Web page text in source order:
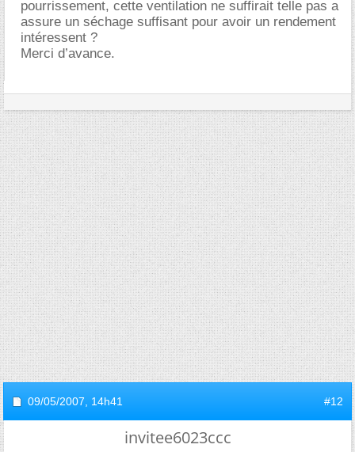
pourrissement, cette ventilation ne suffirait telle pas a
assure un séchage suffisant pour avoir un rendement
intéressent ?
Merci d’avance.
09/05/2007, 14h41 #12
invitee6023ccc